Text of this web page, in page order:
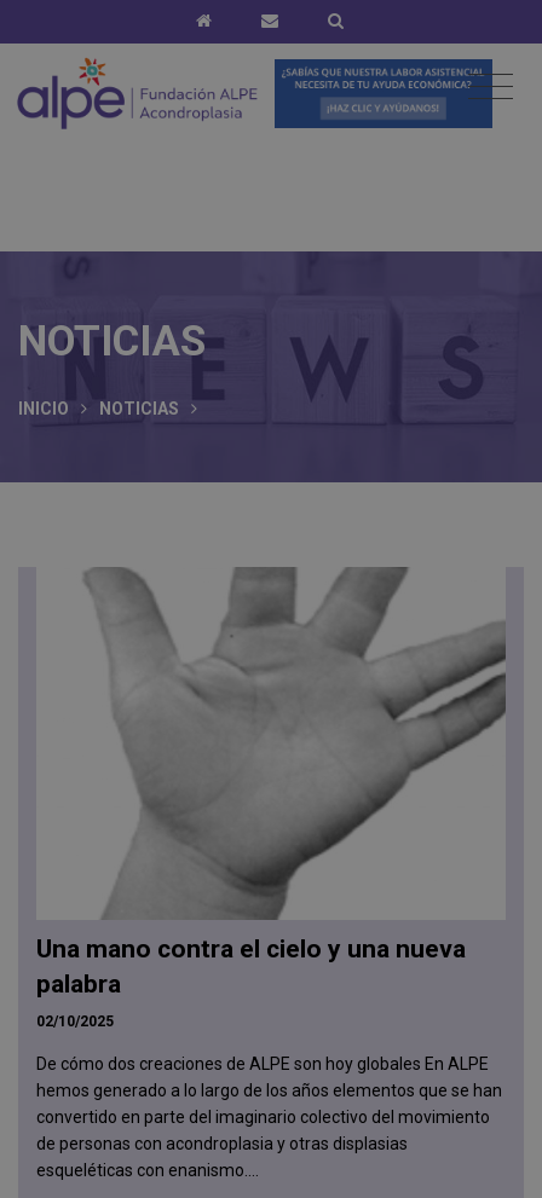
NOTICIAS
INICIO NOTICIAS
Una mano contra el cielo y una nueva
palabra
02/10/2025
De cómo dos creaciones de ALPE son hoy globales En ALPE
hemos generado a lo largo de los años elementos que se han
convertido en parte del imaginario colectivo del movimiento
de personas con acondroplasia y otras displasias
esqueléticas con enanismo....